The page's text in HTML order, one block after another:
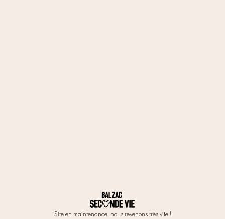
Site en maintenance, nous revenons très vite !